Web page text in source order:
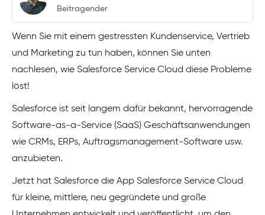
Beitragender
Wenn Sie mit einem gestressten Kundenservice, Vertrieb
und Marketing zu tun haben, können Sie unten
nachlesen, wie Salesforce Service Cloud diese Probleme
löst!
Salesforce ist seit langem dafür bekannt, hervorragende
Software-as-a-Service (SaaS) Geschäftsanwendungen
wie CRMs, ERPs, Auftragsmanagement-Software usw.
anzubieten.
Jetzt hat Salesforce die App Salesforce Service Cloud
für kleine, mittlere, neu gegründete und große